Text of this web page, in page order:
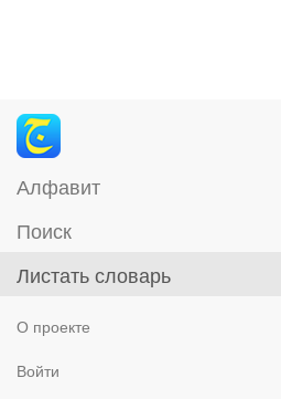
Алфавит
Поиск
Листать словарь
О проекте
Войти